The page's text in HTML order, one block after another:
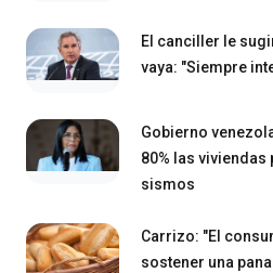
El canciller le
vaya: "Siempre
Gobierno
80% las
sismos
Carrizo: "El
sostener una